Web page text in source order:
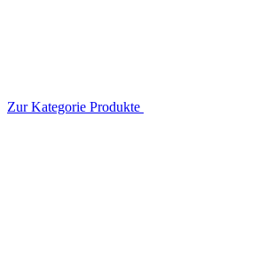
Zur Kategorie Produkte